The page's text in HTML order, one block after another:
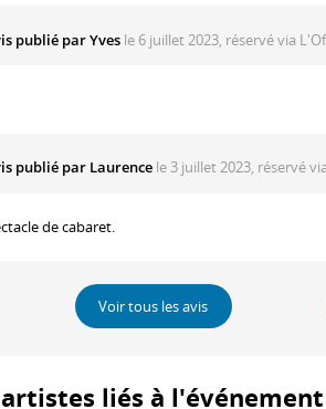
publié par Yves le 6 juillet 2023, réservé via
publié par Laurence le 3 juillet 2023, réservé
de cabaret.
Voir tous les avis
liés à l'événement